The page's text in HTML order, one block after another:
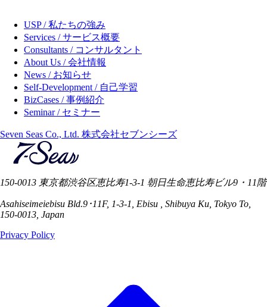
USP / 私たちの強み
Services / サービス概要
Consultants / コンサルタント
About Us / 会社情報
News / お知らせ
Self-Development / 自己学習
BizCases / 事例紹介
Seminar / セミナー
Seven Seas Co., Ltd. 株式会社セブンシーズ
150-0013 東京都渋谷区恵比寿1-3-1 朝日生命恵比寿ビル9・11階
Asahiseimeiebisu Bld.9･11F, 1-3-1, Ebisu , Shibuya Ku, Tokyo To,
150-0013, Japan
Privacy Policy